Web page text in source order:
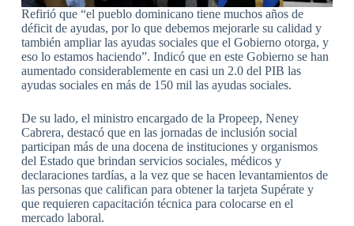
Refirió que “el pueblo dominicano tiene muchos años de
déficit de ayudas, por lo que debemos mejorarle su calidad y
también ampliar las ayudas sociales que el Gobierno otorga, y
eso lo estamos haciendo”. Indicó que en este Gobierno se han
aumentado considerablemente en casi un 2.0 del PIB las
ayudas sociales en más de 150 mil las ayudas sociales.
De su lado, el ministro encargado de la Propeep, Neney
Cabrera, destacó que en las jornadas de inclusión social
participan más de una docena de instituciones y organismos
del Estado que brindan servicios sociales, médicos y
declaraciones tardías, a la vez que se hacen levantamientos de
las personas que califican para obtener la tarjeta Supérate y
que requieren capacitación técnica para colocarse en el
mercado laboral.